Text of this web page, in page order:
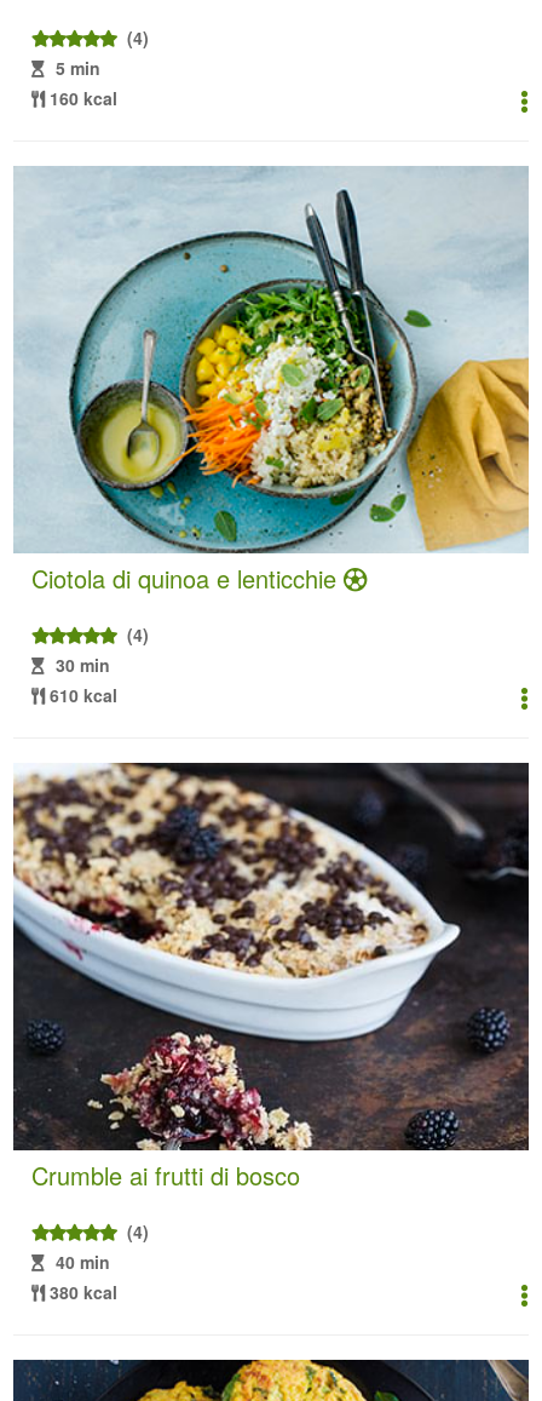
(4)
5 min
160 kcal
Ciotola di quinoa e lenticchie
(4)
30 min
610 kcal
Crumble ai frutti di bosco
(4)
40 min
380 kcal